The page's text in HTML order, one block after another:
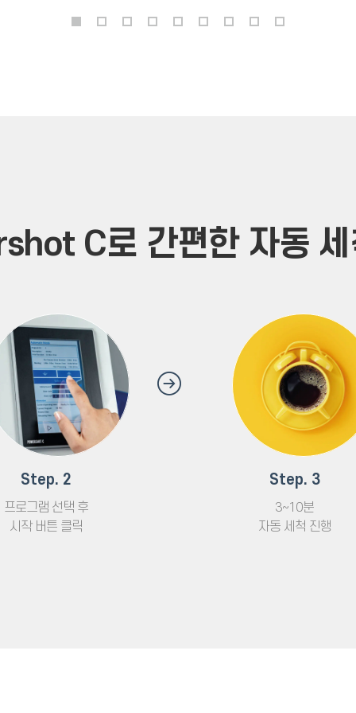
C로 간편한 자동 세
Step. 2
프로그램 선택 후
시작 버튼 클릭
Step. 3
3~10분
자동 세척 진행